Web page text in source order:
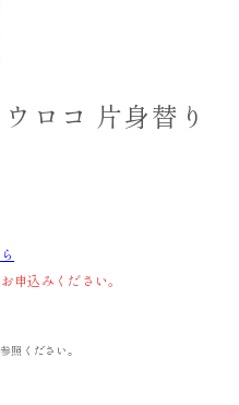
ロコ 片身替り
申込みください。
照ください。